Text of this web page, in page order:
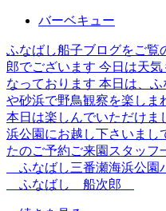
バーベキュー
ふなばし船子ブログをご覧
郎でございます 今日は天
なっております 本日は、
や砂浜で野鳥観察を楽しま
本日は楽しんでいただけま
浜公園にお越し下さいまし
たのご予約ご来園スタッフ
ふなばし三番瀬海浜公園
ふなばし 船次郎